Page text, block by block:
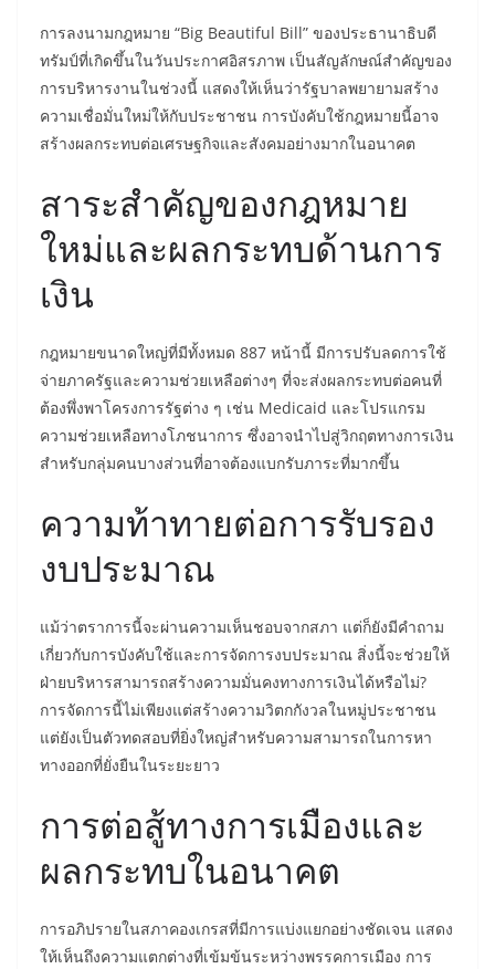
การลงนามกฎหมาย “Big Beautiful Bill” ของประธานาธิบดี
ทรัมป์ที่เกิดขึ้นในวันประกาศอิสรภาพ เป็นสัญลักษณ์สำคัญของ
การบริหารงานในช่วงนี้ แสดงให้เห็นว่ารัฐบาลพยายามสร้าง
ความเชื่อมั่นใหม่ให้กับประชาชน การบังคับใช้กฎหมายนี้อาจ
สร้างผลกระทบต่อเศรษฐกิจและสังคมอย่างมากในอนาคต
สาระสำคัญของกฎหมาย
ใหม่และผลกระทบด้านการ
เงิน
กฎหมายขนาดใหญ่ที่มีทั้งหมด 887 หน้านี้ มีการปรับลดการใช้
จ่ายภาครัฐและความช่วยเหลือต่างๆ ที่จะส่งผลกระทบต่อคนที่
ต้องพึ่งพาโครงการรัฐต่าง ๆ เช่น Medicaid และโปรแกรม
ความช่วยเหลือทางโภชนาการ ซึ่งอาจนำไปสู่วิกฤตทางการเงิน
สำหรับกลุ่มคนบางส่วนที่อาจต้องแบกรับภาระที่มากขึ้น
ความท้าทายต่อการรับรอง
งบประมาณ
แม้ว่าตราการนี้จะผ่านความเห็นชอบจากสภา แต่ก็ยังมีคำถาม
เกี่ยวกับการบังคับใช้และการจัดการงบประมาณ สิ่งนี้จะช่วยให้
ฝ่ายบริหารสามารถสร้างความมั่นคงทางการเงินได้หรือไม่?
การจัดการนี้ไม่เพียงแต่สร้างความวิตกกังวลในหมู่ประชาชน
แต่ยังเป็นตัวทดสอบที่ยิ่งใหญ่สำหรับความสามารถในการหา
ทางออกที่ยั่งยืนในระยะยาว
การต่อสู้ทางการเมืองและ
ผลกระทบในอนาคต
การอภิปรายในสภาคองเกรสที่มีการแบ่งแยกอย่างชัดเจน แสดง
ให้เห็นถึงความแตกต่างที่เข้มข้นระหว่างพรรคการเมือง การ